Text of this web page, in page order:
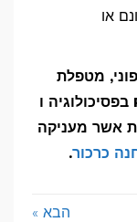
או
מטפלת
זוגית ומשפחתית מוסמכת בעלת PHD בפסיכולוגיה ו
כרכור.
הבא »